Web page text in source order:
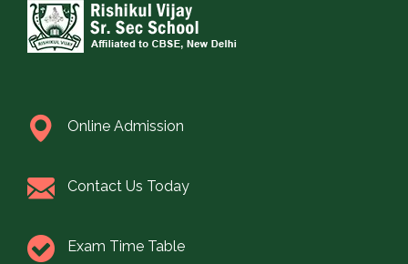
Online Admission
Contact Us Today
Exam Time Table